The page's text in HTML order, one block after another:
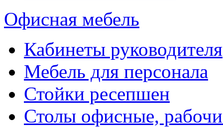
Офисная мебель
Кабинеты руководителя
Мебель для персонала
Стойки ресепшен
Столы офисные,